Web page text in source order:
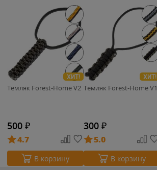
ХИТ!
Темляк Forest-Home V2
500 ₽
4.7
В корзину
ХИТ!
Темляк Forest-Home V1
300 ₽
5.0
В корзину